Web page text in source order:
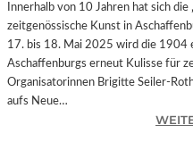
Innerhalb von 10 Jahren hat sich
zeitgenössische Kunst in
17. bis 18. Mai 2025 wird die 1904
Aschaffenburgs erneut Kulisse für
Organisatorinnen Brigitte Seiler-
aufs Neue…